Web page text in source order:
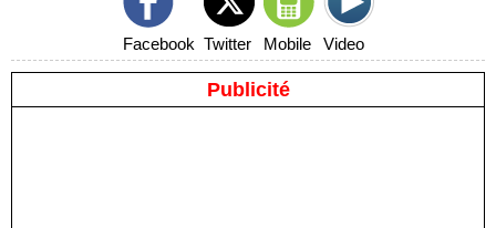
Facebook Twitter Mobile Video
Publicité